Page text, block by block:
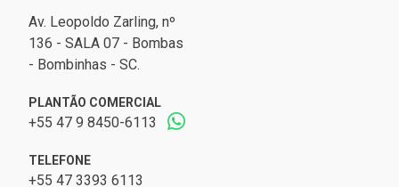
Av. Leopoldo Zarling, nº
136 - SALA 07 - Bombas
- Bombinhas - SC.
PLANTÃO COMERCIAL
+55 47 9 8450-6113
TELEFONE
+55 47 3393 6113